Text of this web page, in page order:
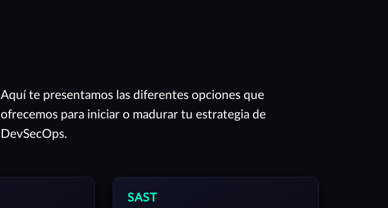
Aquí te presentamos las diferentes opciones que
ofrecemos para iniciar o madurar tu estrategia de
DevSecOps.
SAST